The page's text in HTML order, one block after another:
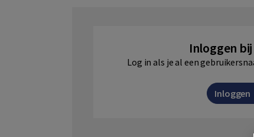
Inloggen
Log in als je al een
Inloggen